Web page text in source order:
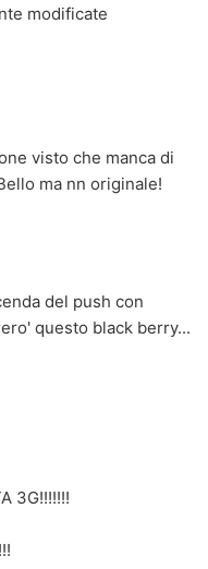
modificate
visto che manca di
ma nn originale!
del push con
questo black berry...
3G!!!!!!!